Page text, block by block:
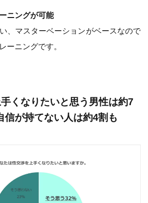
ニングが可能
、マスターベーションがベースなので
ーニングです。
くなりたいと思う男性は約7
信が持てない人は約4割も